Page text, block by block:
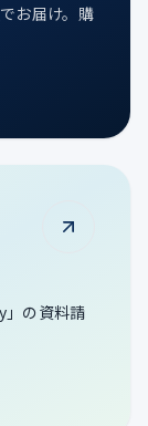
お届け。購
の資料請